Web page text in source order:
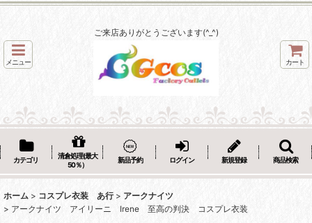
ご来店ありがとうございます(^_^)
メニュー カート
カテゴリ
清倉処理(最大
50％）
新品予約 ログイン 新規登録 商品検索
ホーム > コスプレ衣装 あ行 > アークナイツ
> アークナイツ アイリーニ Irene 至高の判決 コスプレ衣装